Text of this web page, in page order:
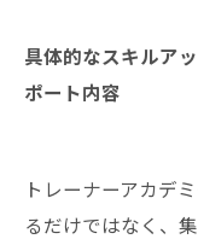
具体的なスキルア
ポート内容
トレーナーアカデ
るだけではなく、